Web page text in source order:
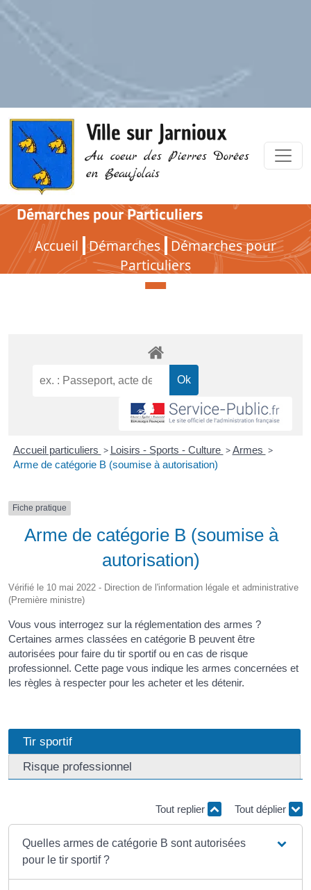
Ville sur Jarnioux
Au coeur des Pierres Dorées
en Beaujolais
Démarches pour Particuliers
Accueil Démarches Démarches pour
Particuliers
Démarches pour Particuliers
Accueil particuliers > Loisirs - Sports - Culture > Armes >
Arme de catégorie B (soumise à autorisation)
Fiche pratique
Arme de catégorie B (soumise à
autorisation)
Vérifié le 10 mai 2022 - Direction de l'information légale et administrative
(Première ministre)
Vous vous interrogez sur la réglementation des armes ?
Certaines armes classées en catégorie B peuvent être
autorisées pour faire du tir sportif ou en cas de risque
professionnel. Cette page vous indique les armes concernées et
les règles à respecter pour les acheter et les détenir.
Tir sportif
Risque professionnel
Tout replier Tout déplier
Quelles armes de catégorie B sont autorisées
pour le tir sportif ?